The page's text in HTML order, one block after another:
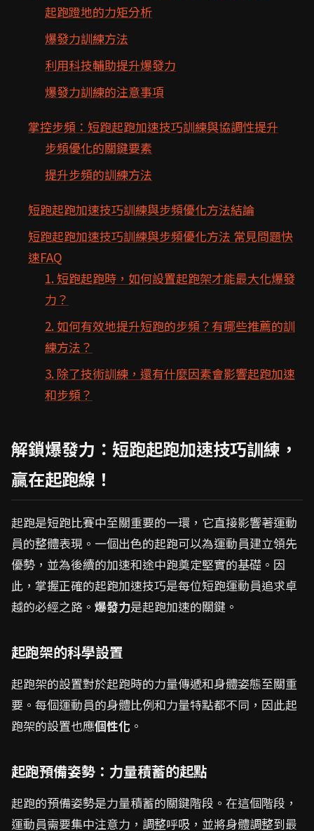
起跑蹬地的力矩分析
爆發力訓練方法
利用科技輔助提升爆發力
爆發力訓練的注意事項
掌控步頻：短跑起跑加速技巧訓練與協調性提升
步頻優化的關鍵要素
提升步頻的訓練方法
短跑起跑加速技巧訓練與步頻優化方法結論
短跑起跑加速技巧訓練與步頻優化方法 常見問題快
速FAQ
1. 短跑起跑時，如何設置起跑架才能最大化爆發
力？
2. 如何有效地提升短跑的步頻？有哪些推薦的訓
練方法？
3. 除了技術訓練，還有什麼因素會影響起跑加速
和步頻？
解鎖爆發力：短跑起跑加速技巧訓練，
贏在起跑線！
起跑是短跑比賽中至關重要的一環，它直接影響著運動
員的整體表現。一個出色的起跑可以為運動員建立領先
優勢，並為後續的加速和途中跑奠定堅實的基礎。因
此，掌握正確的起跑加速技巧是每位短跑運動員追求卓
越的必經之路。 爆發力是起跑加速的關鍵。
起跑架的科學設置
起跑架的設置對於起跑時的力量傳遞和身體姿態至關重
要。每個運動員的身體比例和力量特點都不同，因此起
跑架的設置也應個性化 。
起跑預備姿勢：力量積蓄的起點
起跑的預備姿勢是力量積蓄的關鍵階段。在這個階段，
運動員需要集中注意力，調整呼吸，並將身體調整到最